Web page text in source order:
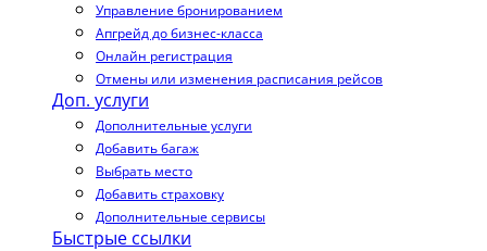
Управление бронированием
Апгрейд до бизнес-класса
Онлайн регистрация
Отмены или изменения расписания рейсов
Доп. услуги
Дополнительные услуги
Добавить багаж
Выбрать место
Добавить страховку
Дополнительные сервисы
Быстрые ссылки